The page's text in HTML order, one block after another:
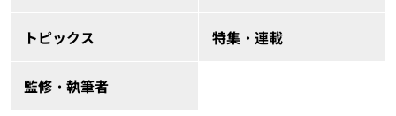
トピックス 特集・連載
監修・執筆者